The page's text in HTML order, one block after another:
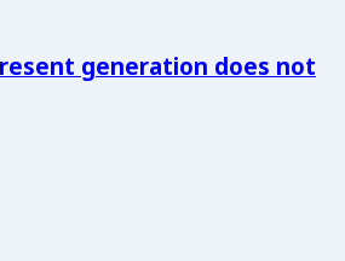
generation does not